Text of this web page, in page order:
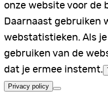
onze website voor de
Daarnaast gebruiken
webstatistieken. Als
gebruiken van de
dat je ermee instemt.
Privacy policy